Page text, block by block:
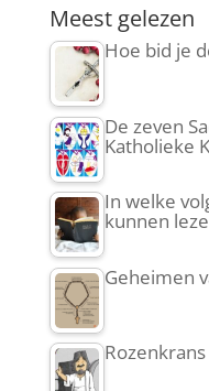
Meest gelezen
Hoe bid je
De zeven
Katholieke
In welke
kunnen
Geheimen